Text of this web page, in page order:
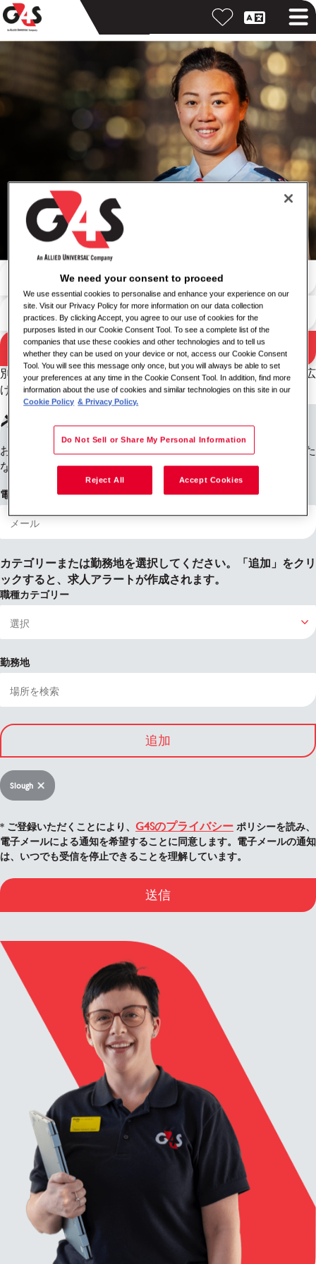
検索結果
勤務地で検索
検索
別のキーワードと勤務地の組み合わせを試すか、検索条件を広
げてください。
求人アラートに登録する
お探しの情報が見つかりませんか？ご登録いただければ、新た
な募集が開始された際にお知らせします。
電子メールアドレス
カテゴリーまたは勤務地を選択してください。「追加」をクリ
ックすると、求人アラートが作成されます。
職種カテゴリー
勤務地
追加
Slough
* ご登録いただくことにより、 G4Sのプライバシー ポリシーを読み、
電子メールによる通知を希望することに同意します。電子メールの通知
は、いつでも受信を停止できることを理解しています。
送信
We need your consent to proceed
We use essential cookies to personalise and enhance your experience on our
site. Visit our Privacy Policy for more information on our data collection
practices. By clicking Accept, you agree to our use of cookies for the
purposes listed in our Cookie Consent Tool. To see a complete list of the
companies that use these cookies and other technologies and to tell us
whether they can be used on your device or not, access our Cookie Consent
Tool. You will see this message only once, but you will always be able to set
your preferences at any time in the Cookie Consent Tool. In addition, find more
information about the use of cookies and similar technologies on this site in our
Cookie Policy & Privacy Policy.
Do Not Sell or Share My Personal Information
Reject All Accept Cookies